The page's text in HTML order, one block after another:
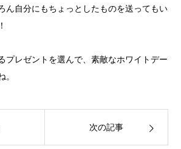
ん自分にもちょっとしたものを送ってもい
プレゼントを選んで、素敵なホワイトデー
。
次の記事